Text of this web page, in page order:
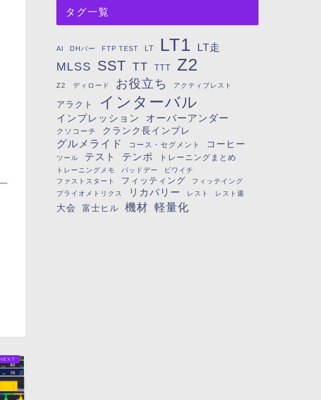
タグ一覧
AI DHバー FTP TEST LT LT1 LT走
MLSS SST TT TTT Z2
Z2 ディロード お役立ち アクティブレスト
アラクト インターバル
インプレッション オーバーアンダー
クソコーチ クランク長インプレ
グルメライド コース・セグメント コーヒー
ツール テスト テンポ トレーニングまとめ
トレーニングメモ バッドデー
ビワイチ
ファストスタート
フィッティング
フィッテイング
プライオメトリクス
リカバリー レスト レスト週
大会 富士ヒル 機材 軽量化